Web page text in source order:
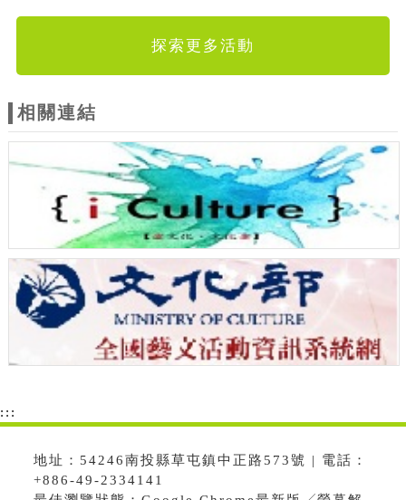
探索更多活動
相關連結
:::
地址：54246南投縣草屯鎮中正路573號 | 電話：
+886-49-2334141